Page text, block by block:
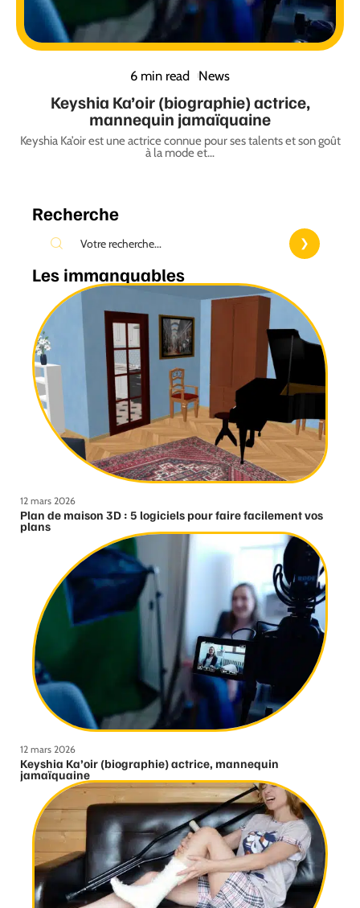
6 min read News
Keyshia Ka’oir (biographie) actrice,
mannequin jamaïquaine
Keyshia Ka’oir est une actrice connue pour ses talents et son goût
à la mode et…
Recherche
Les immanquables
12 mars 2026
Plan de maison 3D : 5 logiciels pour faire facilement vos
plans
12 mars 2026
Keyshia Ka’oir (biographie) actrice, mannequin
jamaïquaine